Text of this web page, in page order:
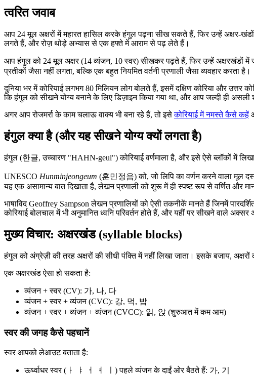
त्वरित जवाब
आप 24 मूल अक्षरों में महारत हासिल करके हंगुल पढ़ना सीख सकते हैं, फिर उन्हें अक्षर-
लगते हैं, और रोज़ थोड़े अभ्यास से एक हफ्ते में आराम से पढ़ लेते हैं।
आप हंगुल को 24 मूल अक्षर (14 व्यंजन, 10 स्वर) सीखकर पढ़ते हैं, फिर उन्हें अक्षरखंडों
प्रतीकों जैसा नहीं लगता, बल्कि एक बहुत नियमित वर्तनी प्रणाली जैसा व्यवहार करता है।
दुनिया भर में कोरियाई लगभग 80 मिलियन लोग बोलते हैं, इसमें दक्षिण कोरिया और
कि हंगुल को सीखने योग्य बनाने के लिए डिज़ाइन किया गया था, और आप जल्दी ही
अगर आप रोजमर्रा के काम चलाऊ वाक्य भी बना रहे हैं, तो इसेकोरियाई में नमस्ते कैसे कहें
हंगुल क्या है (और यह सीखने योग्य क्यों लगता है)
हंगुल (한글, उच्चारण "HAHN-geul") कोरियाई वर्णमाला है, और इसे ऐसे ब्लॉकों में
UNESCO Hunminjeongeum (훈민정음) को, जो लिपि का वर्णन करने वाला मूल
यह एक असामान्य बात दिखाता है, लेखन प्रणाली को शुरू में ही स्पष्ट रूप से वर्णित और
भाषाविद Geoffrey Sampson लेखन प्रणालियों को ऐसी तकनीकें मानते हैं जिनमें
कोरियाई बोलचाल में भी अनुमानित ध्वनि परिवर्तन होते हैं, और यहीं पर सीखने वाले
मुख्य विचार: अक्षरखंड (syllable blocks)
हंगुल को अंग्रेज़ी की तरह अक्षरों की सीधी पंक्ति में नहीं लिखा जाता। इसके बजाय,
एक अक्षरखंड ऐसा हो सकता है:
व्यंजन + स्वर (CV): 가, 나, 다
व्यंजन + स्वर + व्यंजन (CVC): 강, 먹, 밥
व्यंजन + स्वर + व्यंजन + व्यंजन (CVCC): 읽, 앉 (शुरुआत में कम आम)
स्वर की जगह कैसे पहचानें
स्वर आपको लेआउट बताता है:
ऊर्ध्वाधर स्वर (ㅏ ㅑ ㅓ ㅕ ㅣ) पहले व्यंजन के दाईं ओर बैठते हैं: 가, 기